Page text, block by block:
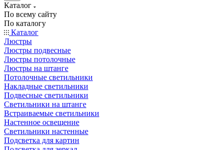
Каталог
По всему сайту
По каталогу
Каталог
Люстры
Люстры подвесные
Люстры потолочные
Люстры на штанге
Потолочные светильники
Накладные светильники
Подвесные светильники
Светильники на штанге
Встраиваемые светильники
Настенное освещение
Светильники настенные
Подсветка для картин